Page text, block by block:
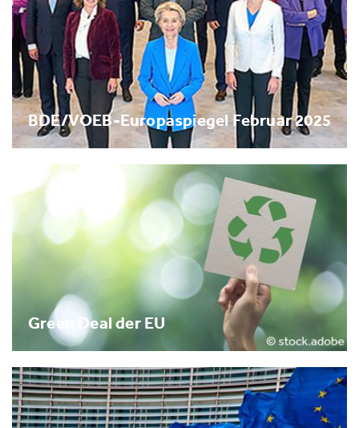
BDE/VOEB-Europaspiegel Februar 2025
Green Deal der EU